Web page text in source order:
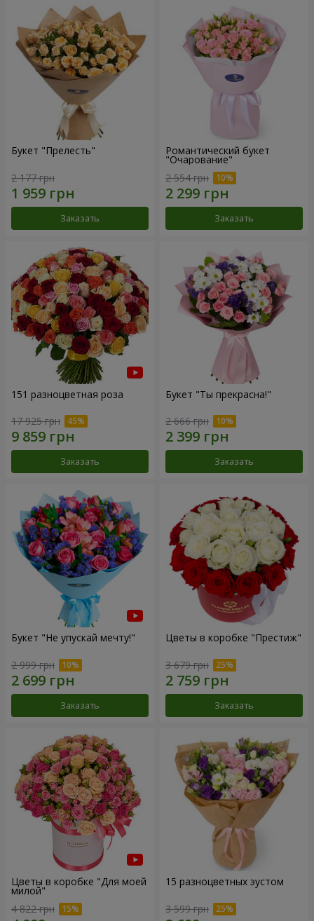
Букет "Прелесть"
2 177 грн
Заказать
Романтический букет
"Очарование"
2 554 грн
Заказать
151 разноцветная роза
17 925 грн
Заказать
Букет "Ты прекрасна!"
2 666 грн
Заказать
Букет "Не упускай мечту!"
2 999 грн
Заказать
Цветы в коробке "Престиж"
3 679 грн
Заказать
Цветы в коробке "Для моей
милой"
4 822 грн
15 разноцветных эустом
3 599 грн